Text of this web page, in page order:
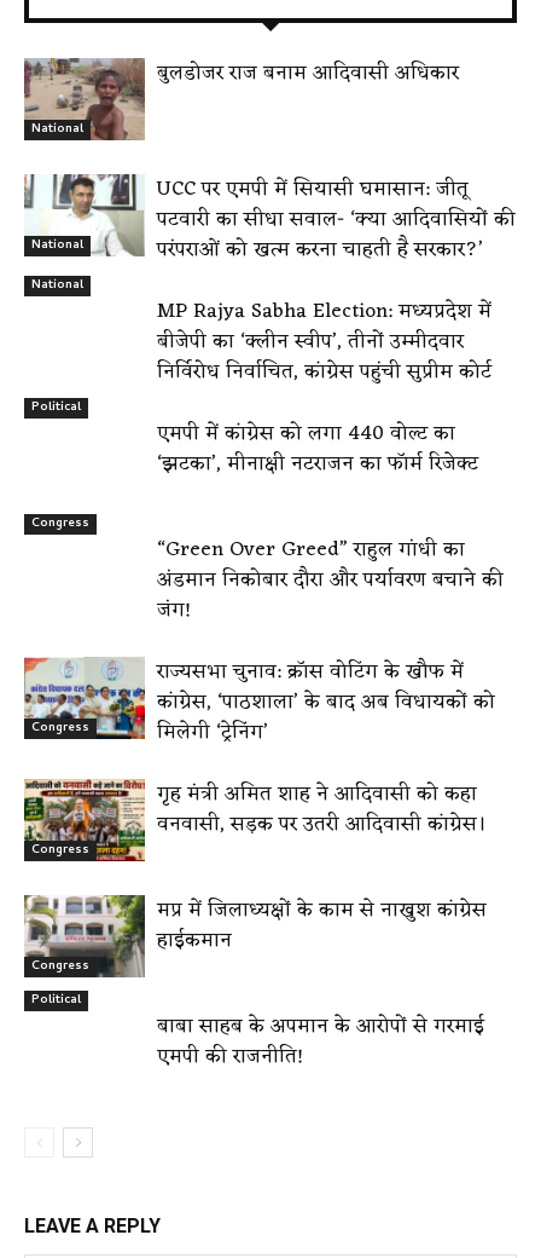
National
बुलडोजर राज बनाम आदिवासी अधिकार
National
UCC पर एमपी में सियासी घमासान: जीतू
पटवारी का सीधा सवाल- ‘क्या आदिवासियों की
परंपराओं को खत्म करना चाहती है सरकार?’
National
MP Rajya Sabha Election: मध्यप्रदेश में
बीजेपी का ‘क्लीन स्वीप’, तीनों उम्मीदवार
निर्विरोध निर्वाचित, कांग्रेस पहुंची सुप्रीम कोर्ट
Political
एमपी में कांग्रेस को लगा 440 वोल्ट का
‘झटका’, मीनाक्षी नटराजन का फॉर्म रिजेक्ट
Congress
“Green Over Greed” राहुल गांधी का
अंडमान निकोबार दौरा और पर्यावरण बचाने की
जंग!
Congress
राज्यसभा चुनाव: क्रॉस वोटिंग के खौफ में
कांग्रेस, ‘पाठशाला’ के बाद अब विधायकों को
मिलेगी ‘ट्रेनिंग’
Congress
गृह मंत्री अमित शाह ने आदिवासी को कहा
वनवासी, सड़क पर उतरी आदिवासी कांग्रेस।
Congress
मप्र में जिलाध्यक्षों के काम से नाखुश कांग्रेस
हाईकमान
Political
बाबा साहब के अपमान के आरोपों से गरमाई
एमपी की राजनीति!
LEAVE A REPLY